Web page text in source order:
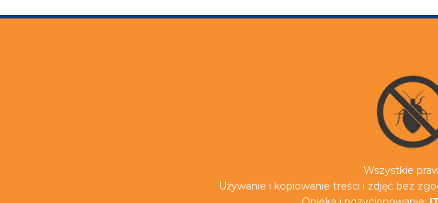
Wszystkie
Używanie i kopiowanie treści i zdjęć bez